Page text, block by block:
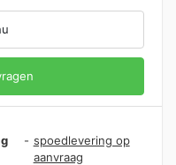
- spoedlevering op
aanvraag